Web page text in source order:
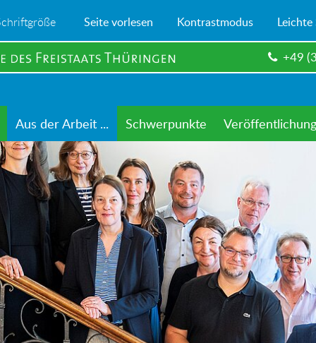
Seite vorlesen Kontrastmodus Leichte
+49
Aus der Arbeit ... Schwerpunkte